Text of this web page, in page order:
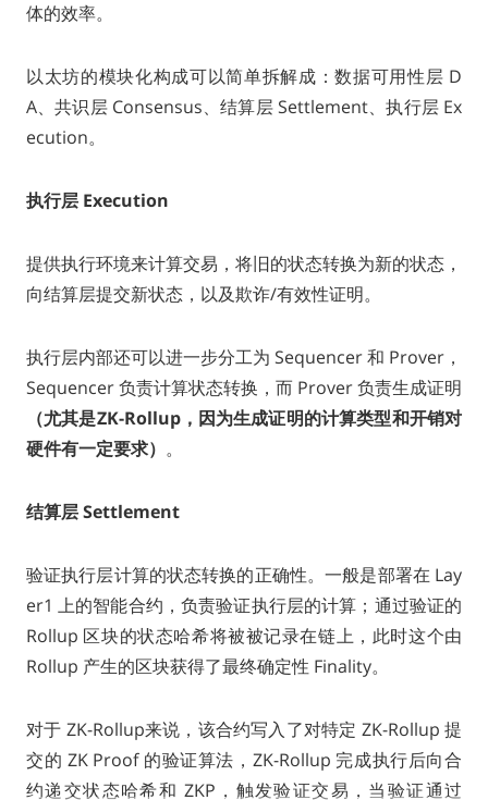
体的效率。
以太坊的模块化构成可以简单拆解成：数据可用性层 D
A、共识层 Consensus、结算层 Settlement、执行层 Ex
ecution。
执行层 Execution
提供执行环境来计算交易，将旧的状态转换为新的状态，
向结算层提交新状态，以及欺诈/有效性证明。
执行层内部还可以进一步分工为 Sequencer 和 Prover，
Sequencer 负责计算状态转换，而 Prover 负责生成证明
（尤其是ZK-Rollup，因为生成证明的计算类型和开销对
硬件有一定要求） 。
结算层 Settlement
验证执行层计算的状态转换的正确性。一般是部署在 Lay
er1 上的智能合约，负责验证执行层的计算；通过验证的
Rollup 区块的状态哈希将被被记录在链上，此时这个由
Rollup 产生的区块获得了最终确定性 Finality。
对于 ZK-Rollup来说，该合约写入了对特定 ZK-Rollup 提
交的 ZK Proof 的验证算法，ZK-Rollup 完成执行后向合
约递交状态哈希和 ZKP，触发验证交易，当验证通过